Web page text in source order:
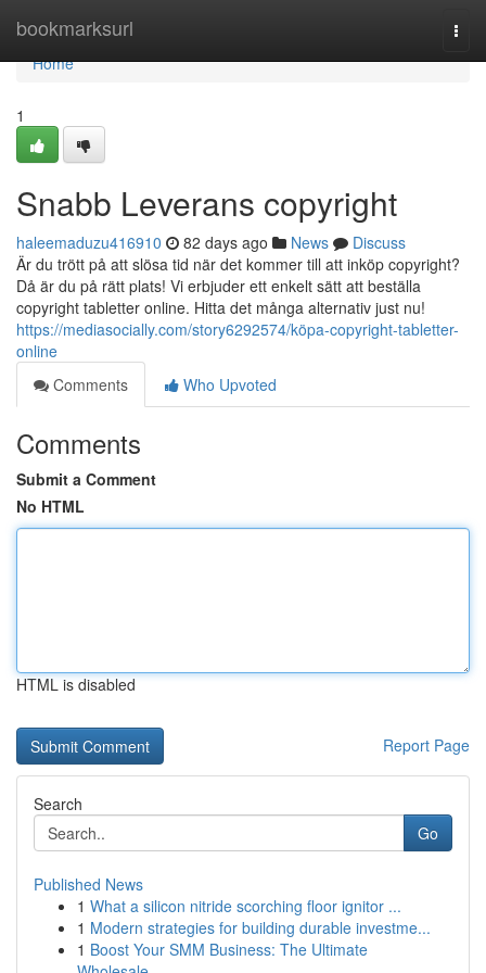
bookmarksurl
Home
Home
1
Snabb Leverans copyright
haleemaduzu416910 82 days ago News
Discuss
Är du trött på att slösa tid när det kommer till att inköp copyright?
Då är du på rätt plats! Vi erbjuder ett enkelt sätt att beställa
copyright tabletter online. Hitta det många alternativ just nu!
https://mediasocially.com/story6292574/köpa-copyright-tabletter-
online
Comments
Who Upvoted
Comments
Submit a Comment
No HTML
HTML is disabled
Report Page
Search
Go
Published News
1 What a silicon nitride scorching floor ignitor ...
1 Modern strategies for building durable investme...
1 Boost Your SMM Business: The Ultimate